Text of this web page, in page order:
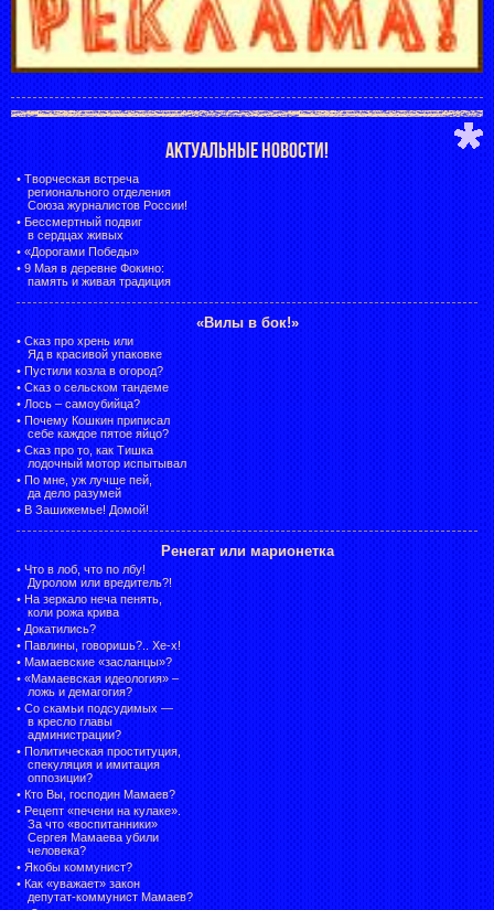
АКТУАЛЬНЫЕ НОВОСТИ!
• Творческая встреча
регионального отделения
Союза журналистов России!
• Бессмертный подвиг
в сердцах живых
• «Дорогами Победы»
• 9 Мая в деревне Фокино:
память и живая традиция
«Вилы в бок!»
• Сказ про хрень или
Яд в красивой упаковке
• Пустили козла в огород?
• Сказ о сельском тандеме
• Лось – самоубийца?
• Почему Кошкин приписал
себе каждое пятое яйцо?
• Сказ про то, как Тишка
лодочный мотор испытывал
• По мне, уж лучше пей,
да дело разумей
• В Зашижемье! Домой!
Ренегат или марионетка
• Что в лоб, что по лбу!
Дуролом или вредитель?!
• На зеркало неча пенять,
коли рожа крива
• Докатились?
• Павлины, говоришь?.. Хе-х!
• Мамаевские «засланцы»?
• «Мамаевская идеология» –
ложь и демагогия?
• Со скамьи подсудимых —
в кресло главы
администрации?
• Политическая проституция,
спекуляция и имитация
оппозиции?
• Кто Вы, господин Мамаев?
• Рецепт «печени на кулаке».
За что «воспитанники»
Сергея Мамаева убили
человека?
• Якобы коммунист?
• Как «уважает» закон
депутат-коммунист Мамаев?